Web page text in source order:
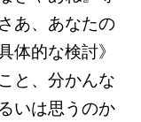
あ、あなたの
体的な検討》
と、分かんな
いは思うのか